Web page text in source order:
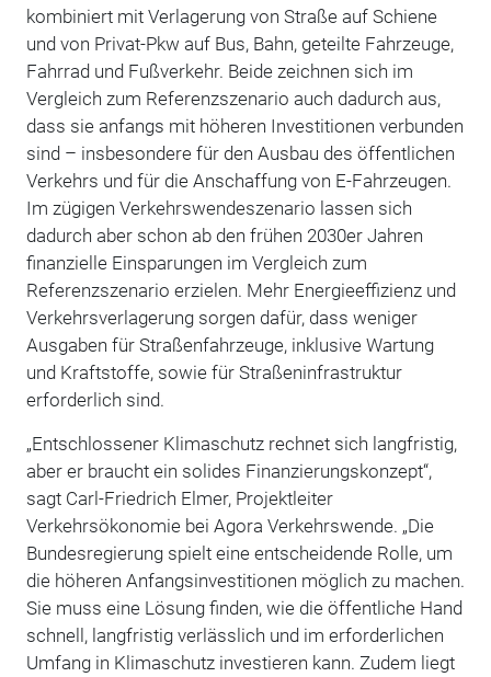
kombiniert mit Verlagerung von Straße auf Schiene
und von Privat-Pkw auf Bus, Bahn, geteilte Fahrzeuge,
Fahrrad und Fußverkehr. Beide zeichnen sich im
Vergleich zum Referenzszenario auch dadurch aus,
dass sie anfangs mit höheren Investitionen verbunden
sind – insbesondere für den Ausbau des öffentlichen
Verkehrs und für die Anschaffung von E-Fahrzeugen.
Im zügigen Verkehrswendeszenario lassen sich
dadurch aber schon ab den frühen 2030er Jahren
finanzielle Einsparungen im Vergleich zum
Referenzszenario erzielen. Mehr Energieeffizienz und
Verkehrsverlagerung sorgen dafür, dass weniger
Ausgaben für Straßenfahrzeuge, inklusive Wartung
und Kraftstoffe, sowie für Straßeninfrastruktur
erforderlich sind.
„Entschlossener Klimaschutz rechnet sich langfristig,
aber er braucht ein solides Finanzierungskonzept“,
sagt Carl-Friedrich Elmer, Projektleiter
Verkehrsökonomie bei Agora Verkehrswende. „Die
Bundesregierung spielt eine entscheidende Rolle, um
die höheren Anfangsinvestitionen möglich zu machen.
Sie muss eine Lösung finden, wie die öffentliche Hand
schnell, langfristig verlässlich und im erforderlichen
Umfang in Klimaschutz investieren kann. Zudem liegt